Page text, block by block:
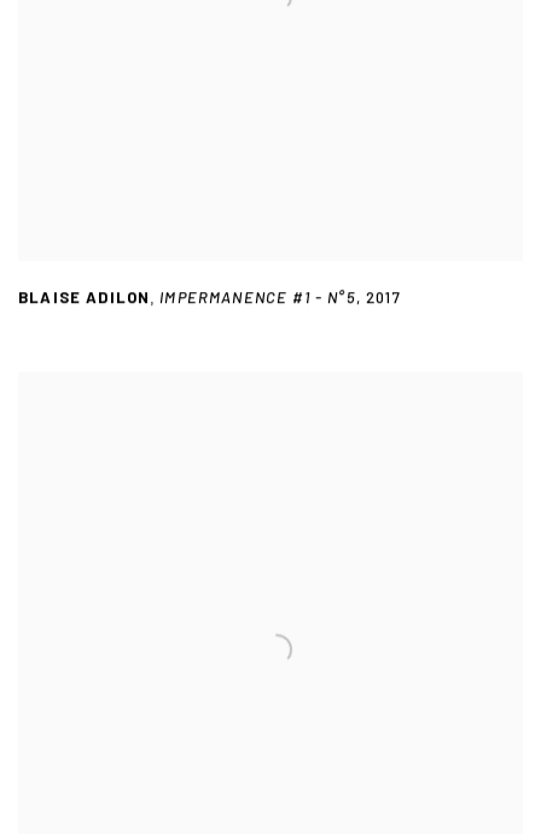
BLAISE ADILON ,IMPERMANENCE #1 - N°5,2017